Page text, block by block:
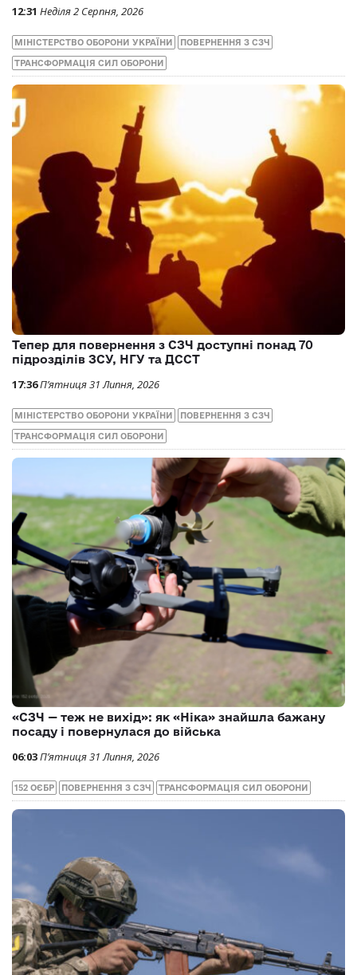
12:31 Неділя 2 Серпня, 2026
МІНІСТЕРСТВО ОБОРОНИ УКРАЇНИ ПОВЕРНЕННЯ З СЗЧ
ТРАНСФОРМАЦІЯ СИЛ ОБОРОНИ
Тепер для повернення з СЗЧ доступні понад 70
підрозділів ЗСУ, НГУ та ДССТ
17:36П’ятниця 31 Липня, 2026
МІНІСТЕРСТВО ОБОРОНИ УКРАЇНИ ПОВЕРНЕННЯ З СЗЧ
ТРАНСФОРМАЦІЯ СИЛ ОБОРОНИ
«СЗЧ — теж не вихід»: як «Ніка» знайшла бажану
посаду і повернулася до війська
06:03П’ятниця 31 Липня, 2026
152 ОЄБР ПОВЕРНЕННЯ З СЗЧ ТРАНСФОРМАЦІЯ СИЛ ОБОРОНИ